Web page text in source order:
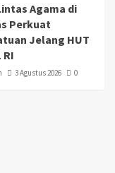
Agama di
Perkuat
Jelang HUT
RI
3 Agustus 2026 0